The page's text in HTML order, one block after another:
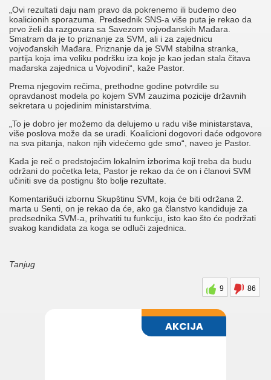
„Ovi rezultati daju nam pravo da pokrenemo ili budemo deo
koalicionih sporazuma. Predsednik SNS-a više puta je rekao da
prvo želi da razgovara sa Savezom vojvođanskih Mađara.
Smatram da je to priznanje za SVM, ali i za zajednicu
vojvođanskih Mađara. Priznanje da je SVM stabilna stranka,
partija koja ima veliku podršku iza koje je kao jedan stala čitava
mađarska zajednica u Vojvodini“, kaže Pastor.
Prema njegovim rečima, prethodne godine potvrdile su
opravdanost modela po kojem SVM zauzima pozicije državnih
sekretara u pojedinim ministarstvima.
„To je dobro jer možemo da delujemo u radu više ministarstava,
više poslova može da se uradi. Koalicioni dogovori daće odgovore
na sva pitanja, nakon njih videćemo gde smo“, naveo je Pastor.
Kada je reč o predstojećim lokalnim izborima koji treba da budu
održani do početka leta, Pastor je rekao da će on i članovi SVM
učiniti sve da postignu što bolje rezultate.
Komentarišući izbornu Skupštinu SVM, koja će biti održana 2.
marta u Senti, on je rekao da će, ako ga članstvo kandiduje za
predsednika SVM-a, prihvatiti tu funkciju, isto kao što će podržati
svakog kandidata za koga se odluči zajednica.
Tanjug
9 86